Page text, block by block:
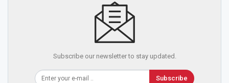
Subscribe our newsletter to stay updated.
Subscribe